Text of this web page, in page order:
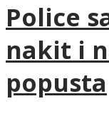
Police
nakit i
popusta